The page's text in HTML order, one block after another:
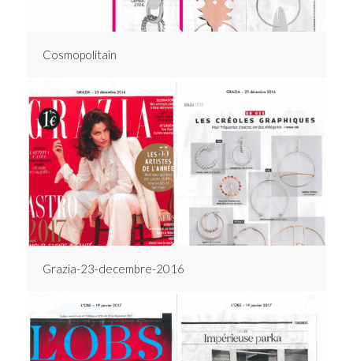
Cosmopolitain
Grazia-23-decembre-2016